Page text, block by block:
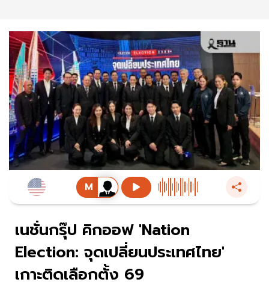
เนชั่นกรุ๊ป คิกออฟ 'Nation
Election: จุดเปลี่ยนประเทศไทย'
เกาะติดเลือกตั้ง 69